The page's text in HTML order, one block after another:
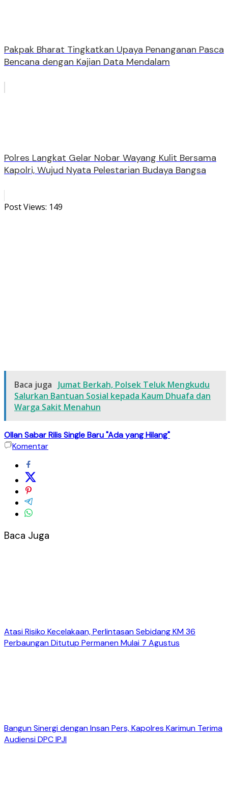
Pakpak Bharat Tingkatkan Upaya Penanganan Pasca
Bencana dengan Kajian Data Mendalam
Polres Langkat Gelar Nobar Wayang Kulit Bersama
Kapolri, Wujud Nyata Pelestarian Budaya Bangsa
Post Views: 149
Baca juga
Jumat Berkah, Polsek Teluk Mengkudu
Salurkan Bantuan Sosial kepada Kaum Dhuafa dan
Warga Sakit Menahun
Ollan Sabar Rilis Single Baru "Ada yang Hilang"
Komentar
Baca Juga
Atasi Risiko Kecelakaan, Perlintasan Sebidang KM 36
Perbaungan Ditutup Permanen Mulai 7 Agustus
Bangun Sinergi dengan Insan Pers, Kapolres Karimun Terima
Audiensi DPC IPJI